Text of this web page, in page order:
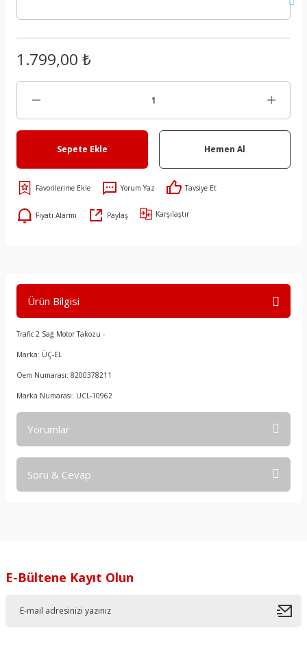
1.799,00 ₺
Sepete Ekle Hemen Al
Yorum Yaz Tavsiye Et
Fiyatı Alarmı Paylaş Karşılaştır
Ürün Bilgisi
Trafic 2 Sağ Motor Takozu -
Marka: ÜÇ-EL
Oem Numarası: 8200378211
Marka Numarası: UCL-10962
Yorumlar
Soru & Cevap
E-Bültene Kayıt Olun